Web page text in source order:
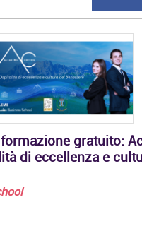
gratuito:
di eccellenza e